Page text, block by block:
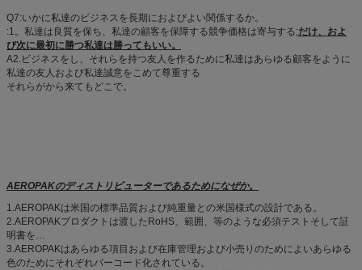
Q7:いかに私達のビジネスを長期におよびよい関係するか。
:1。私達は良質を保ち、私達の顧客を保障する競争価格は寄与する;だけ、およ
び次に最初に勝つ私達は勝ってもいい。
A2.ビジネスをし、それらを持つ友人を作るために私達はあらゆる顧客をように
私達の友人および私達誠意をこめて尊重する
それらがから来てもどこで。
AEROPAKのディストリビューターであるためになぜか。
1.AEROPAKは米国の標準品質および純重量との米国様式の設計である。
2.AEROPAKプロダクトは渡したRoHS、範囲、等のような必須テストそして証
明書を…
3.AEROPAKはあらゆる項目および在庫管理および小売りのためによいあらゆる
色のためにそれぞれバーコード化されている。